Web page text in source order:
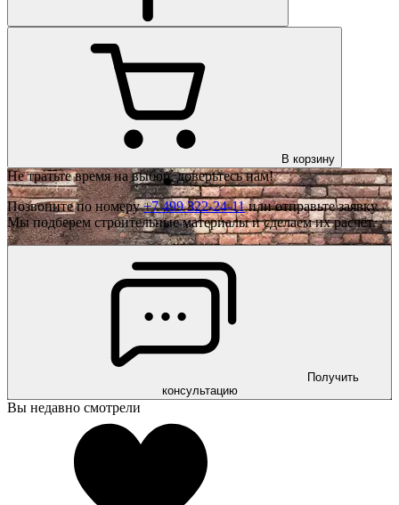
В корзину
Не тратьте время на выбор, доверьтесь нам!
Позвоните по номеру+7 499 322-24-11или отправьте заявку.
Мы подберем строительные материалы и сделаем их расчёт.
Получить
консультацию
Вы недавно смотрели